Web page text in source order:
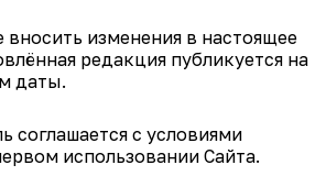
вносить изменения в настоящее
редакция публикуется на
даты.
соглашается с условиями
использовании Сайта.